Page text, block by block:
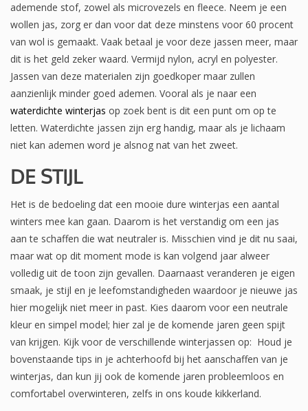
ademende stof, zowel als microvezels en fleece. Neem je een
wollen jas, zorg er dan voor dat deze minstens voor 60 procent
van wol is gemaakt. Vaak betaal je voor deze jassen meer, maar
dit is het geld zeker waard. Vermijd nylon, acryl en polyester.
Jassen van deze materialen zijn goedkoper maar zullen
aanzienlijk minder goed ademen. Vooral als je naar een
waterdichte winterjas op zoek bent is dit een punt om op te
letten. Waterdichte jassen zijn erg handig, maar als je lichaam
niet kan ademen word je alsnog nat van het zweet.
DE STIJL
Het is de bedoeling dat een mooie dure winterjas een aantal
winters mee kan gaan. Daarom is het verstandig om een jas
aan te schaffen die wat neutraler is. Misschien vind je dit nu saai,
maar wat op dit moment mode is kan volgend jaar alweer
volledig uit de toon zijn gevallen. Daarnaast veranderen je eigen
smaak, je stijl en je leefomstandigheden waardoor je nieuwe jas
hier mogelijk niet meer in past. Kies daarom voor een neutrale
kleur en simpel model; hier zal je de komende jaren geen spijt
van krijgen. Kijk voor de verschillende winterjassen op: Houd je
bovenstaande tips in je achterhoofd bij het aanschaffen van je
winterjas, dan kun jij ook de komende jaren probleemloos en
comfortabel overwinteren, zelfs in ons koude kikkerland.